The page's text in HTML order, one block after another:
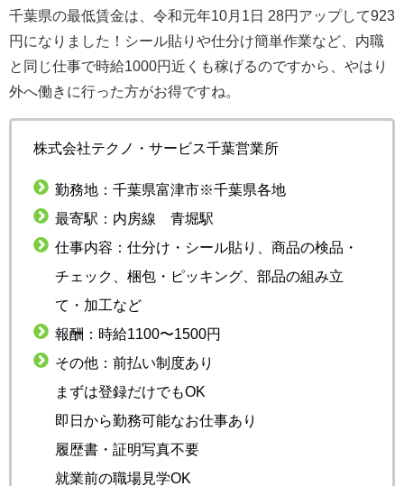
千葉県の最低賃金は、令和元年10月1日 28円アップして923
円になりました！シール貼りや仕分け簡単作業など、内職
と同じ仕事で時給1000円近くも稼げるのですから、やはり
外へ働きに行った方がお得ですね。
株式会社テクノ・サービス千葉営業所
勤務地：千葉県富津市※千葉県各地
最寄駅：内房線 青堀駅
仕事内容：仕分け・シール貼り、商品の検品・
チェック、梱包・ピッキング、部品の組み立
て・加工など
報酬：時給1100〜1500円
その他：前払い制度あり
まずは登録だけでもOK
即日から勤務可能なお仕事あり
履歴書・証明写真不要
就業前の職場見学OK